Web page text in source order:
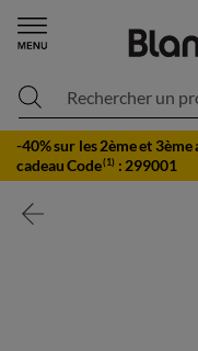
Rechercher un
-40% sur les 2ème et 3ème
cadeau Code(1) : 299001